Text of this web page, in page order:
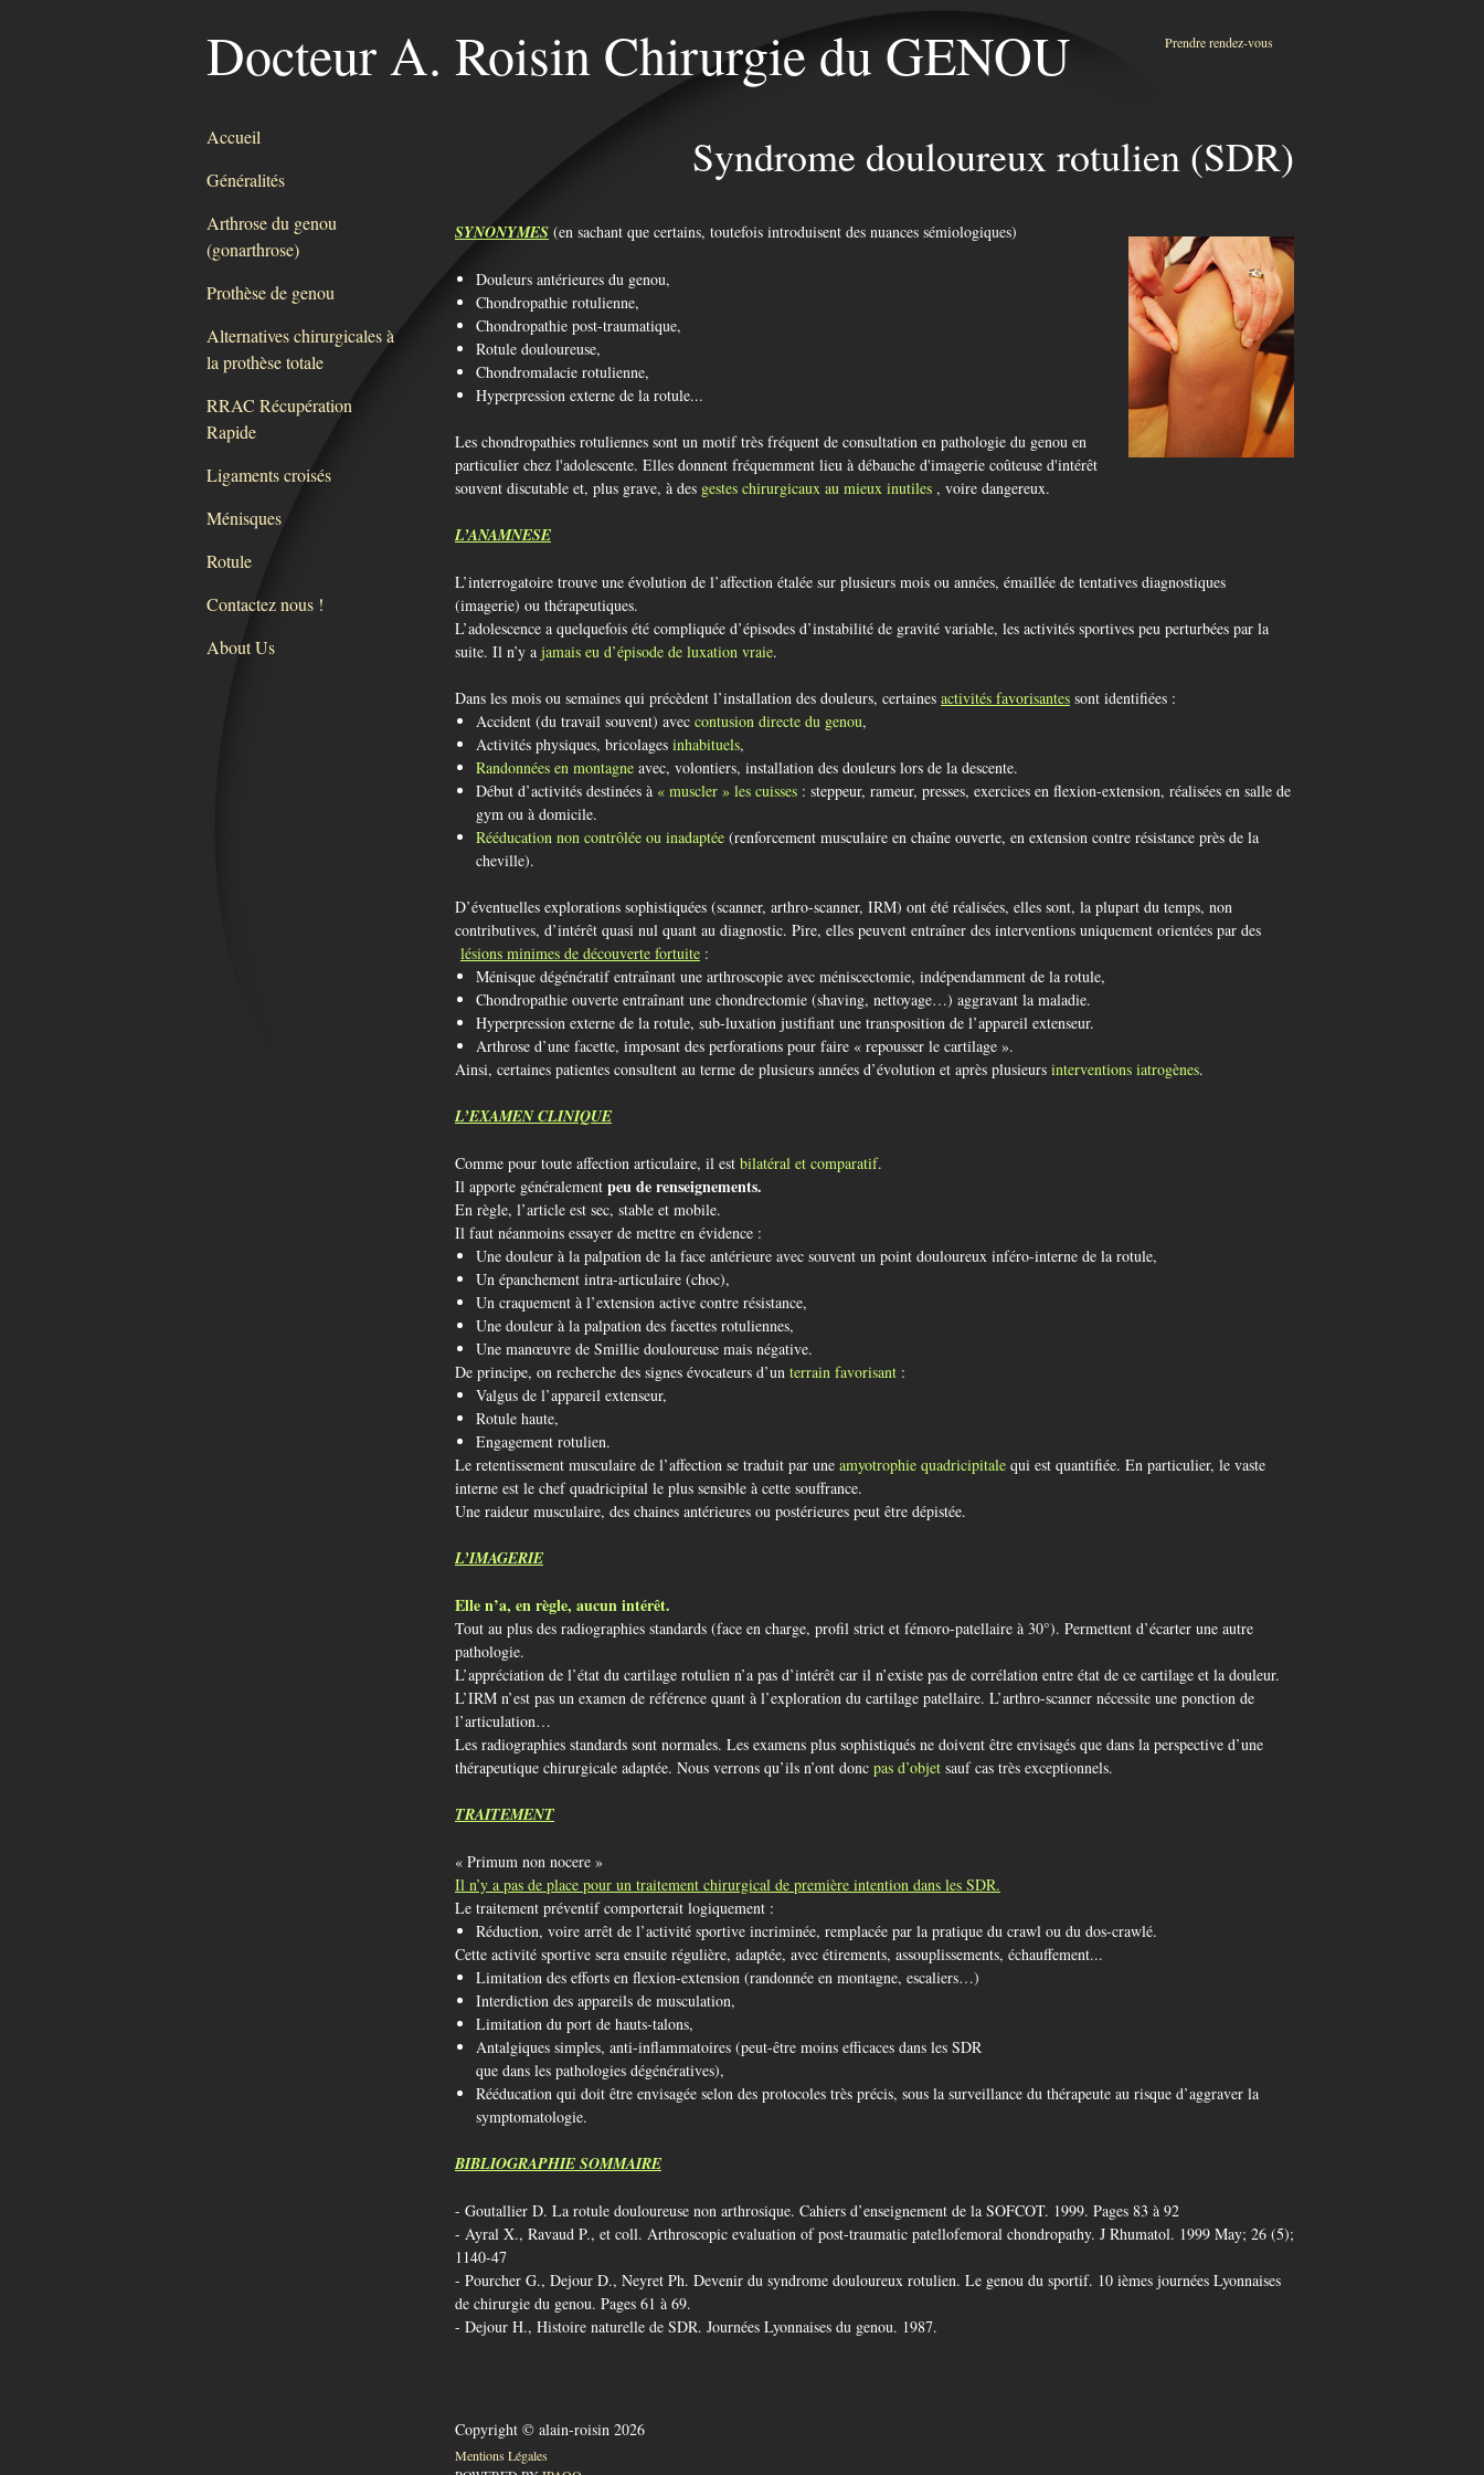
Docteur A. Roisin Chirurgie du GENOU Prendre rendez-vous
Accueil
Généralités
Arthrose du genou
(gonarthrose)
Prothèse de genou
Alternatives chirurgicales à
la prothèse totale
RRAC Récupération
Rapide
Ligaments croisés
Ménisques
Rotule
Contactez nous !
About Us
Syndrome douloureux rotulien (SDR)
SYNONYMES (en sachant que certains, toutefois introduisent des nuances sémiologiques)
Douleurs antérieures du genou,
Chondropathie rotulienne,
Chondropathie post-traumatique,
Rotule douloureuse,
Chondromalacie rotulienne,
Hyperpression externe de la rotule...
Les chondropathies rotuliennes sont un motif très fréquent de consultation en pathologie du genou en
particulier chez l'adolescente. Elles donnent fréquemment lieu à débauche d'imagerie coûteuse d'intérêt
souvent discutable et, plus grave, à des gestes chirurgicaux au mieux inutiles , voire dangereux.
L’ANAMNESE
L’interrogatoire trouve une évolution de l’affection étalée sur plusieurs mois ou années, émaillée de tentatives diagnostiques
(imagerie) ou thérapeutiques.
L’adolescence a quelquefois été compliquée d’épisodes d’instabilité de gravité variable, les activités sportives peu perturbées par la
suite. Il n’y a jamais eu d’épisode de luxation vraie.
Dans les mois ou semaines qui précèdent l’installation des douleurs, certaines activités favorisantes sont identifiées :
Accident (du travail souvent) aveccontusion directe du genou,
Activités physiques, bricolages inhabituels,
Randonnées en montagne avec, volontiers, installation des douleurs lors de la descente.
Début d’activités destinées à « muscler » les cuisses : steppeur, rameur, presses, exercices en flexion-extension, réalisées en salle de
gym ou à domicile.
Rééducation non contrôlée ou inadaptée (renforcement musculaire en chaîne ouverte, en extension contre résistance près de la
cheville).
D’éventuelles explorations sophistiquées (scanner, arthro-scanner, IRM) ont été réalisées, elles sont, la plupart du temps, non
contributives, d’intérêt quasi nul quant au diagnostic. Pire, elles peuvent entraîner des interventions uniquement orientées par des
lésions minimes de découverte fortuite :
Ménisque dégénératif entraînant une arthroscopie avec méniscectomie, indépendamment de la rotule,
Chondropathie ouverte entraînant une chondrectomie (shaving, nettoyage…) aggravant la maladie.
Hyperpression externe de la rotule, sub-luxation justifiant une transposition de l’appareil extenseur.
Arthrose d’une facette, imposant des perforations pour faire « repousser le cartilage ».
Ainsi, certaines patientes consultent au terme de plusieurs années d’évolution et après plusieurs interventions iatrogènes.
L’EXAMEN CLINIQUE
Comme pour toute affection articulaire, il est bilatéral et comparatif.
Il apporte généralement peu de renseignements.
En règle, l’article est sec, stable et mobile.
Il faut néanmoins essayer de mettre en évidence :
Une douleur à la palpation de la face antérieure avec souvent un point douloureux inféro-interne de la rotule,
Un épanchement intra-articulaire (choc),
Un craquement à l’extension active contre résistance,
Une douleur à la palpation des facettes rotuliennes,
Une manœuvre de Smillie douloureuse mais négative.
De principe, on recherche des signes évocateurs d’un terrain favorisant :
Valgus de l’appareil extenseur,
Rotule haute,
Engagement rotulien.
Le retentissement musculaire de l’affection se traduit par une amyotrophie quadricipitale qui est quantifiée. En particulier, le vaste
interne est le chef quadricipital le plus sensible à cette souffrance.
Une raideur musculaire, des chaines antérieures ou postérieures peut être dépistée.
L’IMAGERIE
Elle n’a, en règle, aucun intérêt.
Tout au plus des radiographies standards (face en charge, profil strict et fémoro-patellaire à 30°). Permettent d’écarter une autre
pathologie.
L’appréciation de l’état du cartilage rotulien n’a pas d’intérêt car il n’existe pas de corrélation entre état de ce cartilage et la douleur.
L’IRM n’est pas un examen de référence quant à l’exploration du cartilage patellaire. L’arthro-scanner nécessite une ponction de
l’articulation…
Les radiographies standards sont normales. Les examens plus sophistiqués ne doivent être envisagés que dans la perspective d’une
thérapeutique chirurgicale adaptée. Nous verrons qu’ils n’ont donc pas d’objet sauf cas très exceptionnels.
TRAITEMENT
« Primum non nocere »
Il n’y a pas de place pour un traitement chirurgical de première intention dans les SDR.
Le traitement préventif comporterait logiquement :
Réduction, voire arrêt de l’activité sportive incriminée, remplacée par la pratique du crawl ou du dos-crawlé.
Cette activité sportive sera ensuite régulière, adaptée, avec étirements, assouplissements, échauffement...
Limitation des efforts en flexion-extension (randonnée en montagne, escaliers…)
Interdiction des appareils de musculation,
Limitation du port de hauts-talons,
Antalgiques simples, anti-inflammatoires (peut-être moins efficaces dans les SDR
que dans les pathologies dégénératives),
Rééducation qui doit être envisagée selon des protocoles très précis, sous la surveillance du thérapeute au risque d’aggraver la
symptomatologie.
BIBLIOGRAPHIE SOMMAIRE
- Goutallier D. La rotule douloureuse non arthrosique. Cahiers d’enseignement de la SOFCOT. 1999. Pages 83 à 92
- Ayral X., Ravaud P., et coll. Arthroscopic evaluation of post-traumatic patellofemoral chondropathy. J Rhumatol. 1999 May; 26 (5);
1140-47
- Pourcher G., Dejour D., Neyret Ph. Devenir du syndrome douloureux rotulien. Le genou du sportif. 10 ièmes journées Lyonnaises
de chirurgie du genou. Pages 61 à 69.
- Dejour H., Histoire naturelle de SDR. Journées Lyonnaises du genou. 1987.
Copyright © alain-roisin 2026
Mentions Légales